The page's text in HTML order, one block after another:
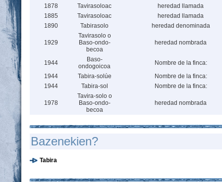
1878
Tavirasoloac
heredad llamada
1885
Tavirasoloac
heredad llamada
1890
Tabirasolo heredad denominada
1929
Tavirasolo o
Baso-ondo-
becoa
heredad nombrada
1944
Baso-
ondogoicoa
Nombre de la finca:
1944
Tabira-solúe
Nombre de la finca:
1944
Tabira-sol Nombre de la finca:
1978
Tavira-solo o
Baso-ondo-
becoa
heredad nombrada
Bazenekien?
Tabira